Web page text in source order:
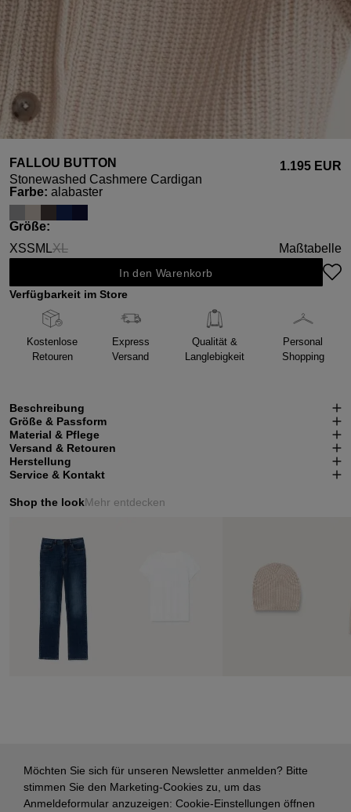
FALLOU BUTTON
Stonewashed Cashmere Cardigan
1.195 EUR
Farbeauswählen
: alabaster
Größeauswählen
:
XSSM LXL
(Diese Option ist zurzeit nicht verfügbar.)
Maßtabelle
In den Warenkorb
Verfügbarkeit im Store
Kostenlose
Retouren
Express
Versand
Qualität &
Langlebigkeit
Personal
Shopping
Beschreibung
Größe & Passform
Material & Pflege
Versand & Retouren
Herstellung
Service & Kontakt
Shop the lookMehr entdecken
Möchten Sie sich für unseren Newsletter anmelden? Bitte
stimmen Sie den Marketing-Cookies zu, um das
Anmeldeformular anzuzeigen: Cookie-Einstellungen öffnen